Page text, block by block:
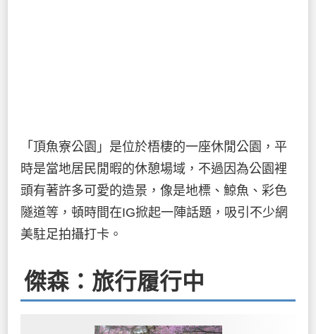
「頂魚寮公園」是位於梧棲的一座休閒公園，平
時是當地居民閒暇的休憩場域，不過因為公園裡
頭有著許多可愛的造景，像是地標、鯨魚、彩色
隧道等，頓時間在IG掀起一陣話題，吸引不少網
美駐足拍攝打卡。
傑森：旅行履行中